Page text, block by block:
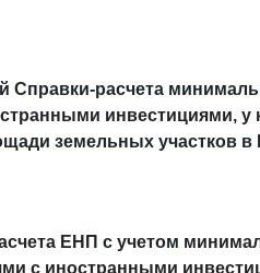
Справки-расчета
инвестициями, у
земельных участков в
ЕНП с учетом
с иностранными